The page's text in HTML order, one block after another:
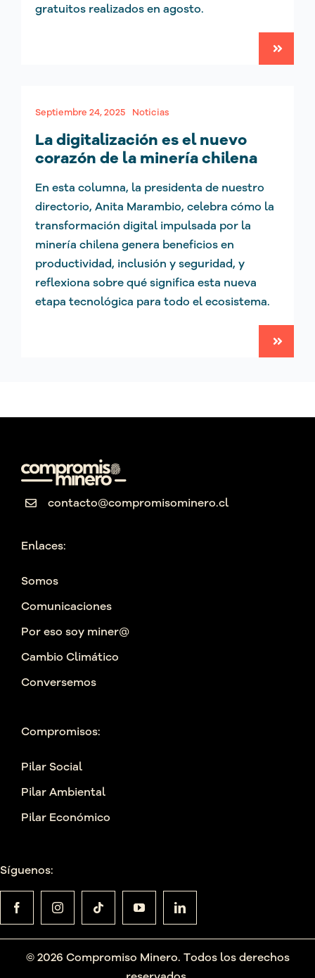
gratuitos realizados en agosto.
Septiembre 24, 2025 Noticias
La digitalización es el nuevo
corazón de la minería chilena
En esta columna, la presidenta de nuestro
directorio, Anita Marambio, celebra cómo la
transformación digital impulsada por la
minería chilena genera beneficios en
productividad, inclusión y seguridad, y
reflexiona sobre qué significa esta nueva
etapa tecnológica para todo el ecosistema.
contacto@compromisominero.cl
Enlaces:
Somos
Comunicaciones
Por eso soy miner@
Cambio Climático
Conversemos
Compromisos:
Pilar Social
Pilar Ambiental
Pilar Económico
Síguenos:
© 2026 Compromiso Minero. Todos los derechos